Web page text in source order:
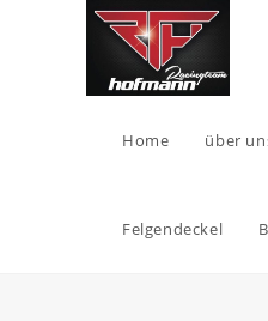
Home über
Felgendeckel